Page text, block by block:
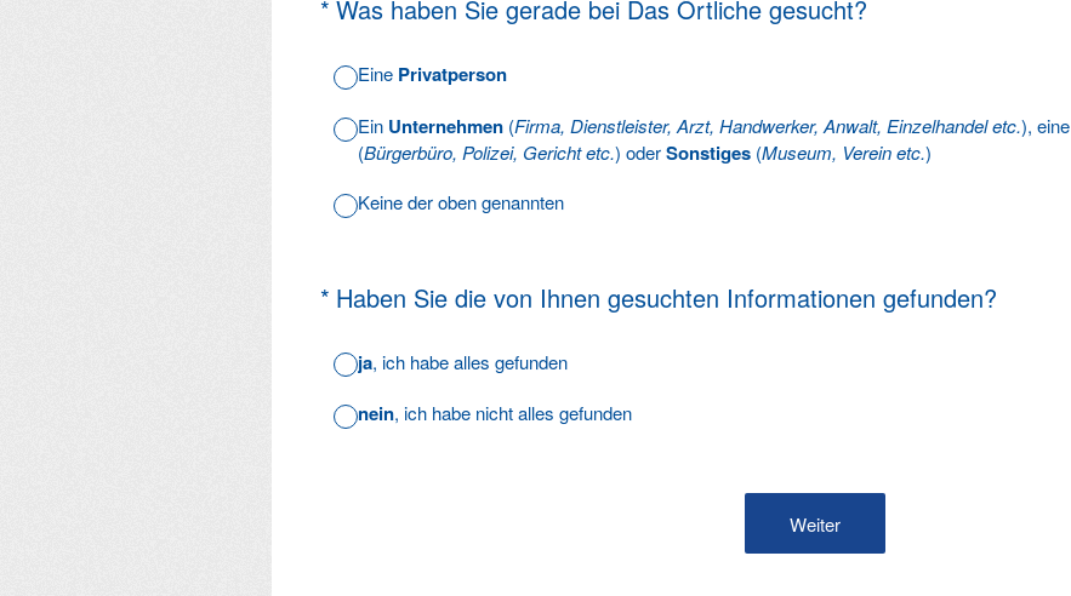
* Was haben Sie gerade bei Das Örtliche gesucht?
(Erforderlich.)
Eine Privatperson
Ein Unternehmen (Firma, Dienstleister, Arzt, Handwerker, Anwalt, Einzelhandel etc.), eine
(Bürgerbüro, Polizei, Gericht etc.) oderSonstiges (Museum, Verein etc.)
Keine der oben genannten
* Haben Sie die von Ihnen gesuchten Informationen gefunden?
(Erforderlich.)
ja, ich habe alles gefunden
nein, ich habe nicht alles gefunden
Weiter